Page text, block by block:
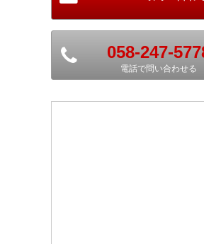
058-247-
電話で問い合わせる